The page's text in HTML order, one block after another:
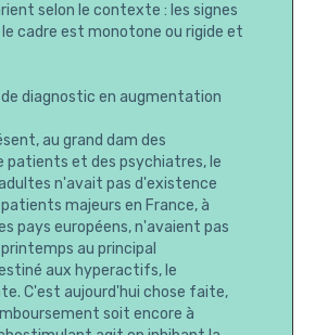
selon le contexte : les signes
cadre est monotone ou rigide et
diagnostic en augmentation
au grand dam des
patients et des psychiatres, le
adultes n'avait pas d'existence
patients majeurs en France, à
pays européens, n'avaient pas
au principal
aux hyperactifs, le
C'est aujourd'hui chose faite,
soit encore à